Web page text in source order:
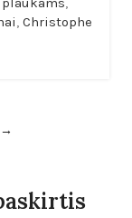
, Christophe
→